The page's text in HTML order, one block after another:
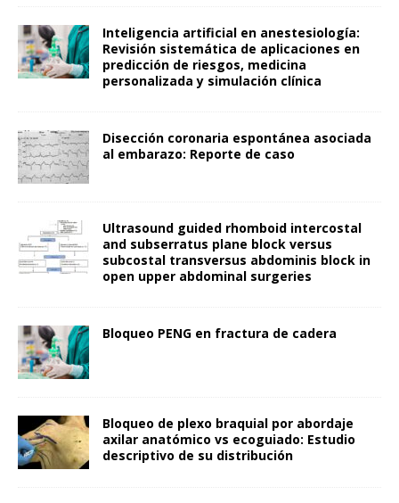
Inteligencia artificial en anestesiología:
Revisión sistemática de aplicaciones en
predicción de riesgos, medicina
personalizada y simulación clínica
Disección coronaria espontánea asociada
al embarazo: Reporte de caso
Ultrasound guided rhomboid intercostal
and subserratus plane block versus
subcostal transversus abdominis block in
open upper abdominal surgeries
Bloqueo PENG en fractura de cadera
Bloqueo de plexo braquial por abordaje
axilar anatómico vs ecoguiado: Estudio
descriptivo de su distribución